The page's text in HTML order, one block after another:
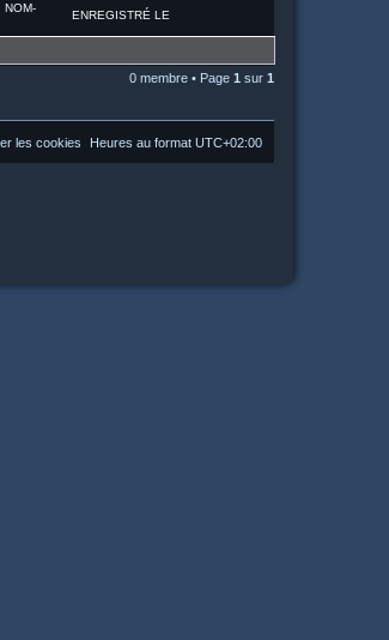
NOM-
ENREGISTRÉ LE
0 membre • Page 1 sur 1
Heures au format UTC+02:00
les cookies